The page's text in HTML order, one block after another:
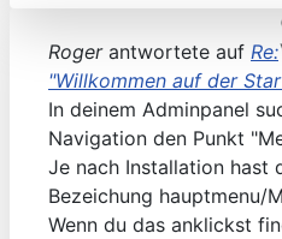
Rogerantwortete auf Re:
"Willkommen auf der
In deinem Adminpanel
Navigation den Punkt
Je nach Installation hast
Bezeichung hauptmenu/
Wenn du das anklickst